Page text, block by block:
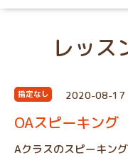
レッス
指定なし 2020-08-17
OAスピーキング
Aクラスのスピーキング